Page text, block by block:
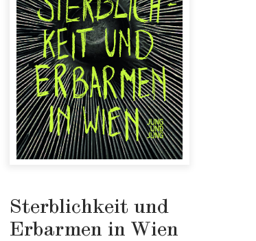
Sterblichkeit und
Erbarmen in Wien